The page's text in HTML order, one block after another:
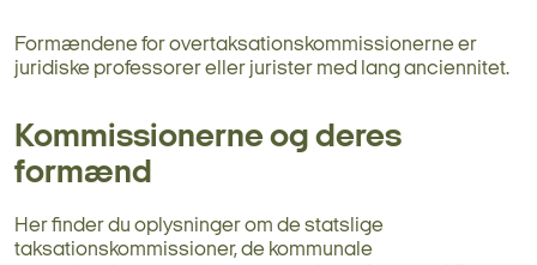
Formændene for overtaksationskommissionerne er
juridiske professorer eller jurister med lang anciennitet.
Kommissionerne og deres
formænd
Her finder du oplysninger om de statslige
taksationskommissioner, de kommunale